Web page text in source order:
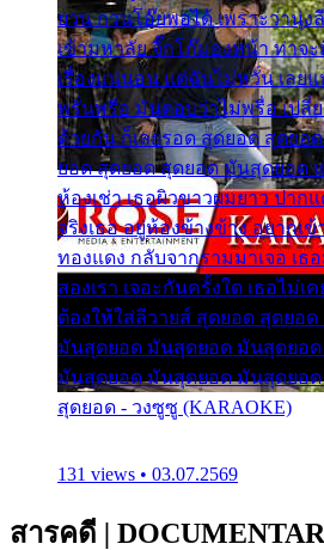
ยวน กวนโอ๊ยพอได้ เพราะว่านุ่ง
เข้ามหาลัย จิ๊กโก๊มองหน้า ท่าจ
เรื่องแน่นอน แต่ฉันไม่หวั่น เลย
พรั่นพรือ มันตอบว่าไม่พรื่อ เปลี่ย
ด้วยกัน ก็เลยรอด สุดยอด สุดยอ
ยอด สุดยอด สุดยอด มันสุดยอด
ห้องเช่า เธอผิวขาวผมยาว ปาก
จริงเธอ อยู่ห้องข้างข้าง อยากเ
ทองแดง กลับจากรามมาเจอ เ
สองเรา เจอะกันครั้งใด เธอไม่เ
ต้องให้ใส่ลีวายส์ สุดยอด สุดยอ
มันสุดยอด มันสุดยอด มันสุดยอ
มันสุดยอด มันสุดยอด มันสุดยอ
สุดยอด - วงซูซู (KARAOKE)
131 views • 03.07.2569
สารคดี |